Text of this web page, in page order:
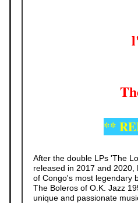
**
After the double LPs 'The
released in 2017 and
of Congo's most legendary
The Boleros of O.K. Jazz
unique and passionate